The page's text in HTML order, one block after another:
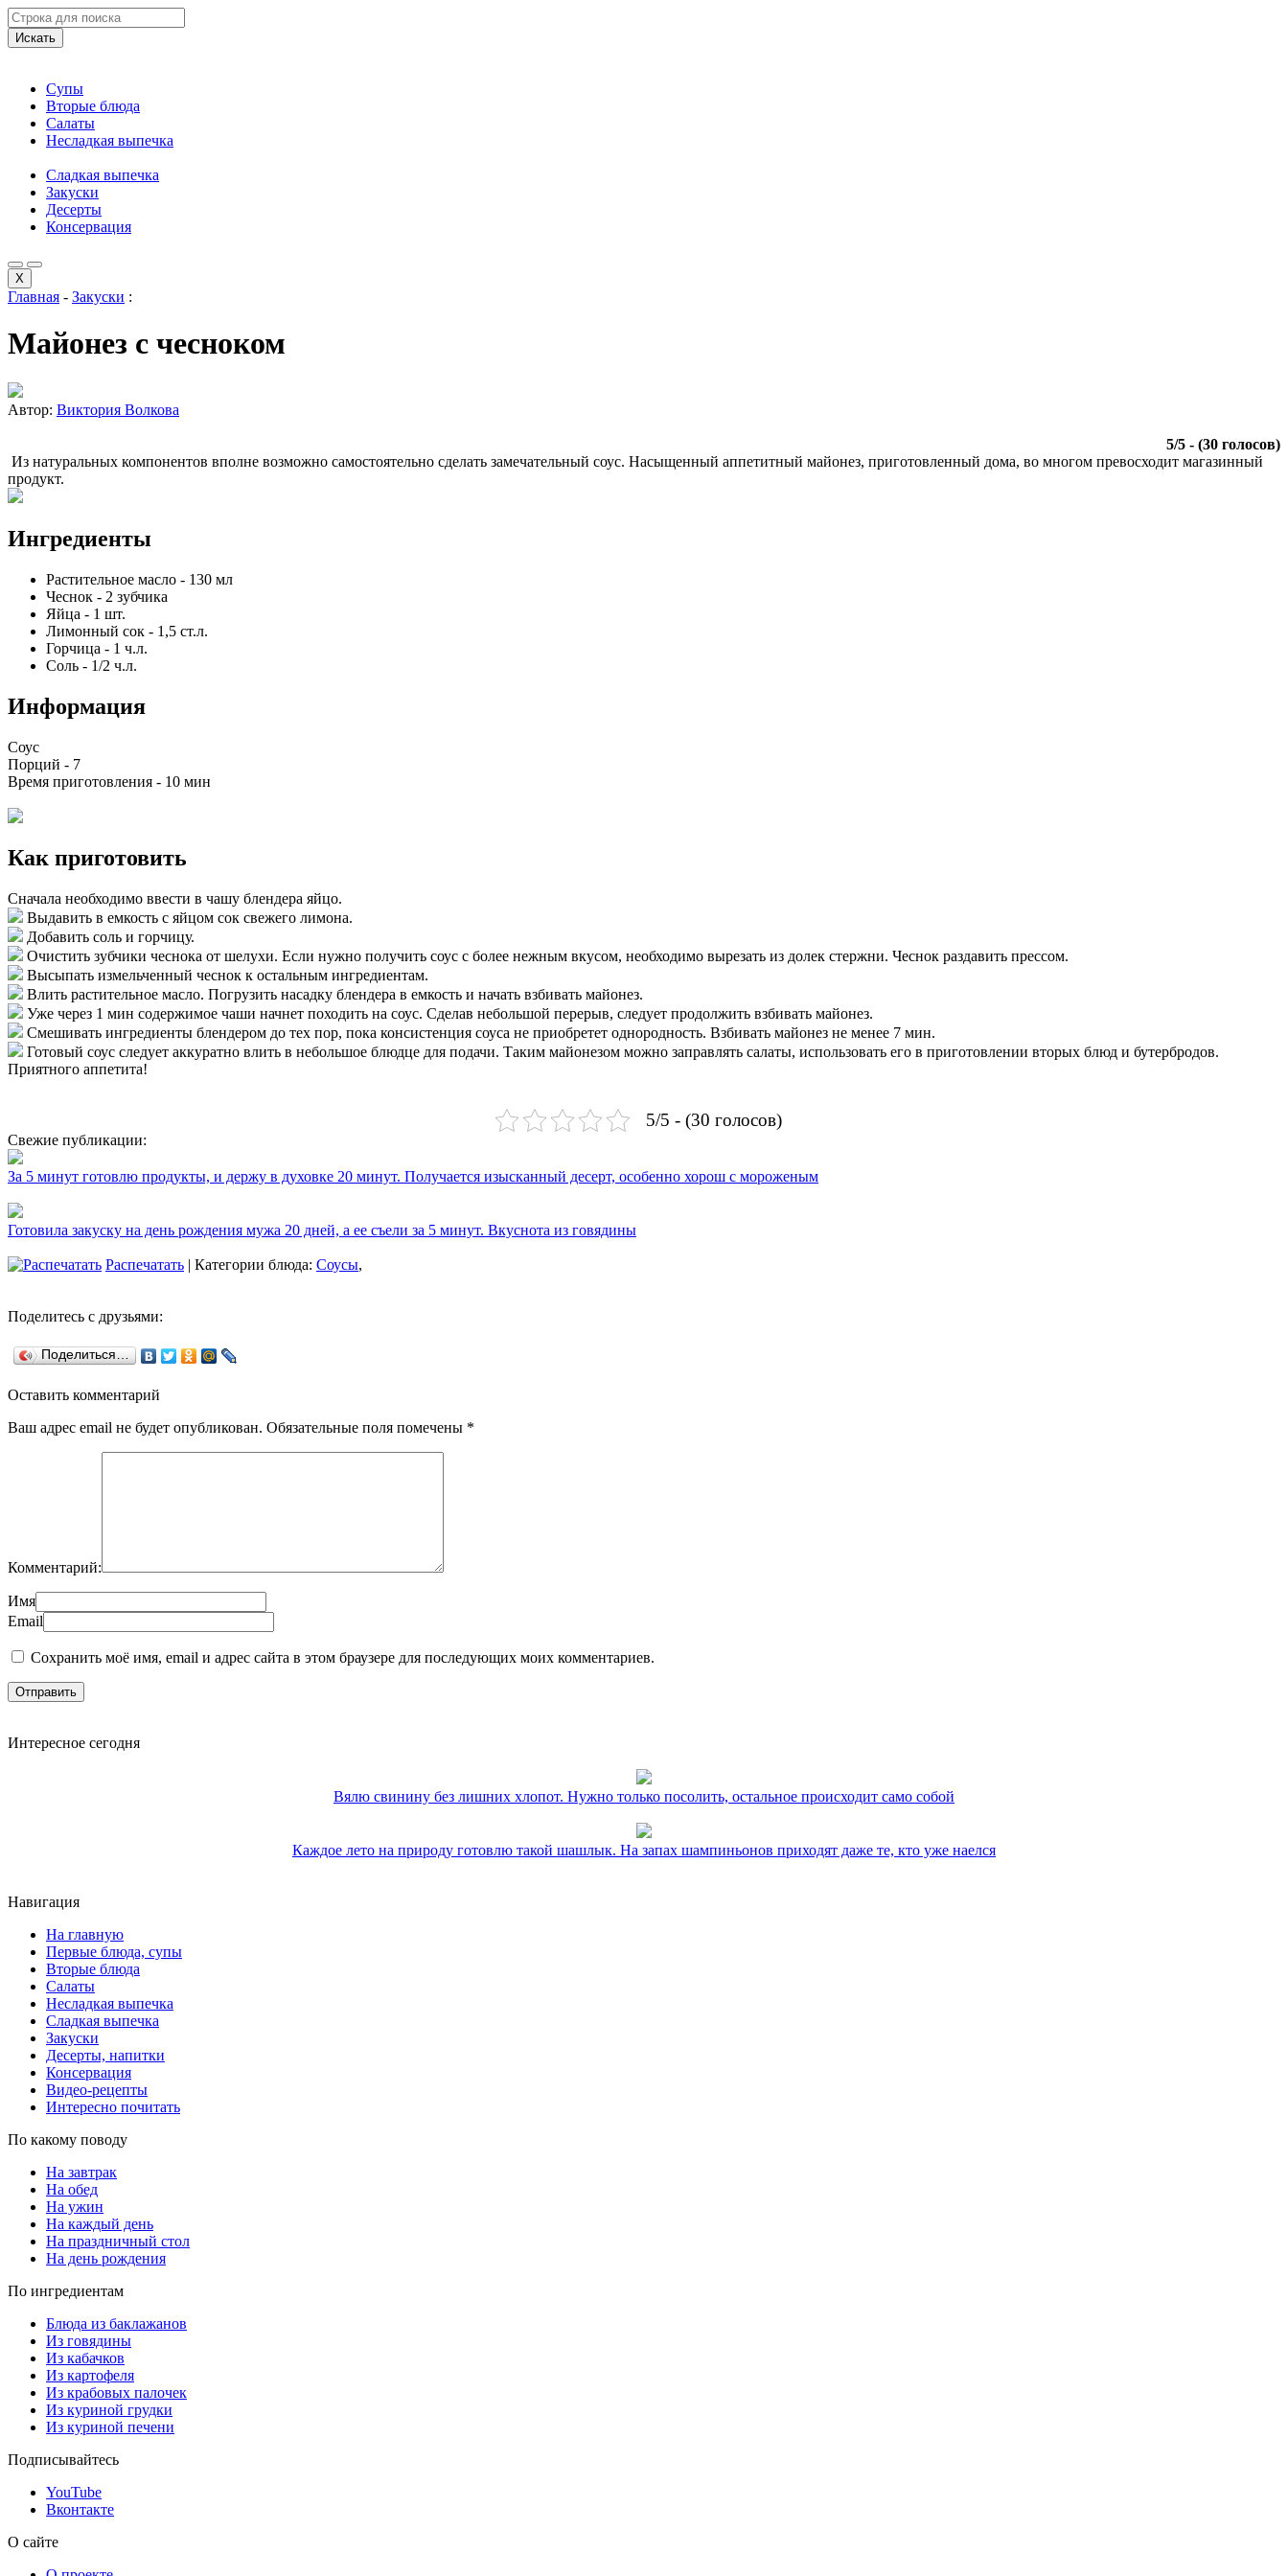
Искать
Супы
Вторые блюда
Салаты
Несладкая выпечка
Сладкая выпечка
Закуски
Десерты
Консервация
X
Главная - Закуски :
Майонез с чесноком
Автор: Виктория Волкова
5/5 - (30 голосов)
Из натуральных компонентов вполне возможно самостоятельно сделать замечательный соус. Насыщенный аппетитный майонез, приготовленный дома, во многом превосходит магазинный
продукт.
Ингредиенты
Растительное масло - 130 мл
Чеснок - 2 зубчика
Яйца - 1 шт.
Лимонный сок - 1,5 ст.л.
Горчица - 1 ч.л.
Соль - 1/2 ч.л.
Информация
Соус
Порций - 7
Время приготовления - 10 мин
Как приготовить
Сначала необходимо ввести в чашу блендера яйцо.
Выдавить в емкость с яйцом сок свежего лимона.
Добавить соль и горчицу.
Очистить зубчики чеснока от шелухи. Если нужно получить соус с более нежным вкусом, необходимо вырезать из долек стержни. Чеснок раздавить прессом.
Высыпать измельченный чеснок к остальным ингредиентам.
Влить растительное масло. Погрузить насадку блендера в емкость и начать взбивать майонез.
Уже через 1 мин содержимое чаши начнет походить на соус. Сделав небольшой перерыв, следует продолжить взбивать майонез.
Смешивать ингредиенты блендером до тех пор, пока консистенция соуса не приобретет однородность. Взбивать майонез не менее 7 мин.
Готовый соус следует аккуратно влить в небольшое блюдце для подачи. Таким майонезом можно заправлять салаты, использовать его в приготовлении вторых блюд и бутербродов.
Приятного аппетита!
5/5 - (30 голосов)
Свежие публикации:
За 5 минут готовлю продукты, и держу в духовке 20 минут. Получается изысканный десерт, особенно хорош с мороженым
Готовила закуску на день рождения мужа 20 дней, а ее съели за 5 минут. Вкуснота из говядины
Распечатать | Категории блюда: Соусы,
Поделитесь с друзьями:
Поделиться…
Оставить комментарий
Ваш адрес email не будет опубликован. Обязательные поля помечены *
Комментарий:
Имя
Email
Сохранить моё имя, email и адрес сайта в этом браузере для последующих моих комментариев.
Интересное сегодня
Вялю свинину без лишних хлопот. Нужно только посолить, остальное происходит само собой
Каждое лето на природу готовлю такой шашлык. На запах шампиньонов приходят даже те, кто уже наелся
Навигация
На главную
Первые блюда, супы
Вторые блюда
Салаты
Несладкая выпечка
Сладкая выпечка
Закуски
Десерты, напитки
Консервация
Видео-рецепты
Интересно почитать
По какому поводу
На завтрак
На обед
На ужин
На каждый день
На праздничный стол
На день рождения
По ингредиентам
Блюда из баклажанов
Из говядины
Из кабачков
Из картофеля
Из крабовых палочек
Из куриной грудки
Из куриной печени
Подписывайтесь
YouTube
Вконтакте
О сайте